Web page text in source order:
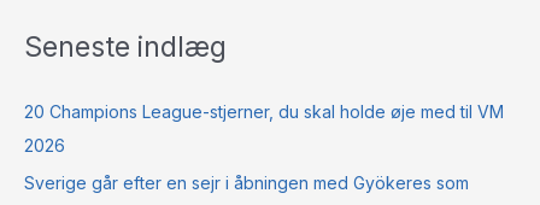
Seneste indlæg
20 Champions League-stjerner, du skal holde øje med til VM
2026
Sverige går efter en sejr i åbningen med Gyökeres som